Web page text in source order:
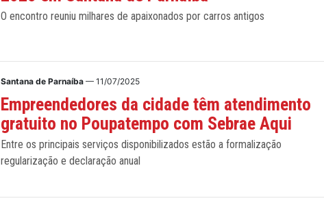
O encontro reuniu milhares de apaixonados por carros antigos
Santana de Parnaíba— 11/07/2025
Empreendedores da cidade têm atendimento
gratuito no Poupatempo com Sebrae Aqui
Entre os principais serviços disponibilizados estão a formalização
regularização e declaração anual